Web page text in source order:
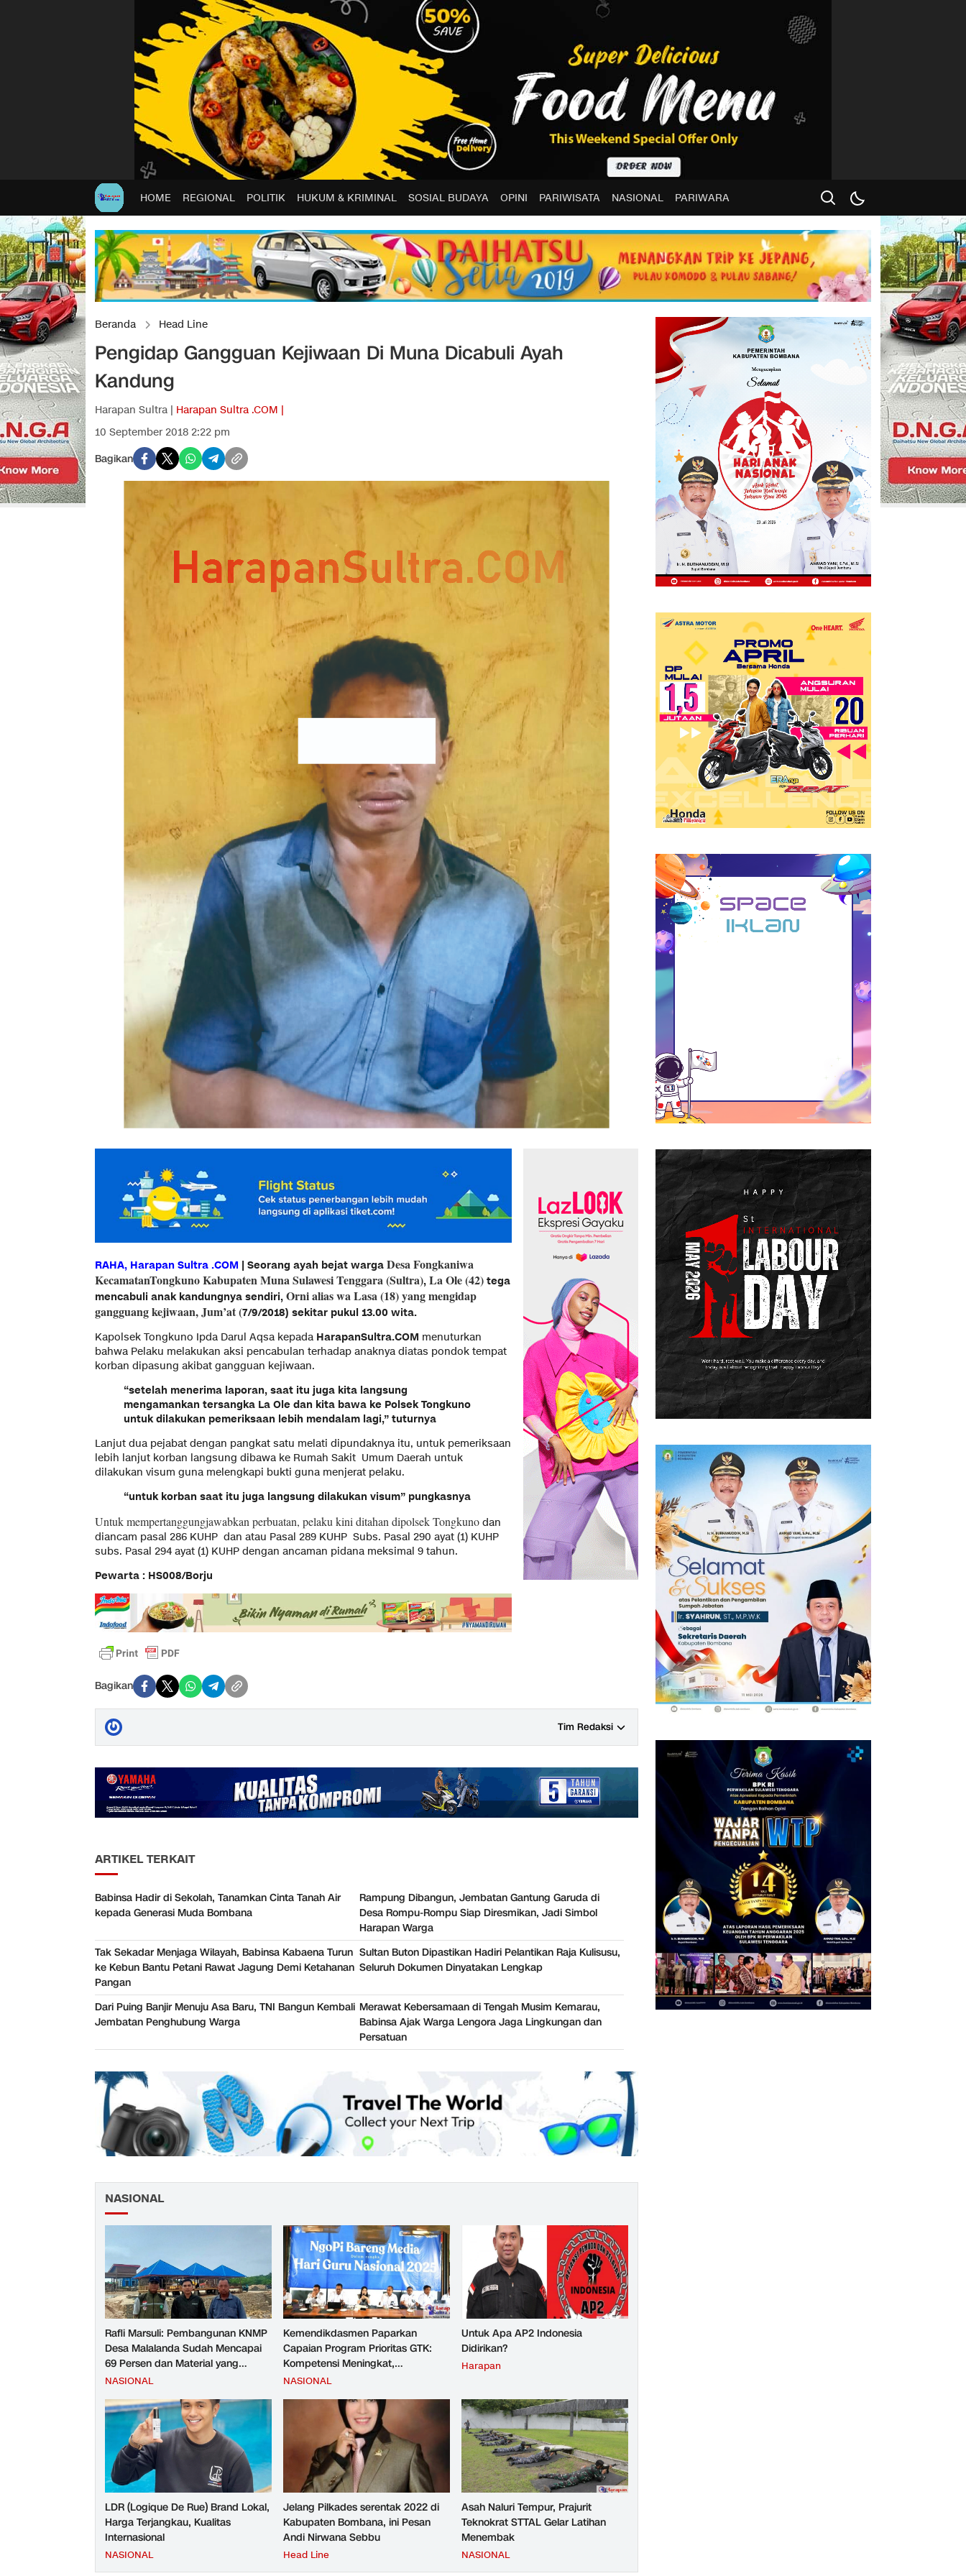
HOME REGIONAL POLITIK HUKUM & KRIMINAL SOSIAL BUDAYA OPINI PARIWISATA NASIONAL PARIWARA
Beranda Head Line
Pengidap Gangguan Kejiwaan Di Muna Dicabuli Ayah
Kandung
Harapan Sultra | Harapan Sultra .COM |
10 September 2018 2:22 pm
Bagikan
RAHA, Harapan Sultra .COM | Seorang ayah bejat warga Desa Fongkaniwa
KecamatanTongkuno Kabupaten Muna Sulawesi Tenggara (Sultra), La Ole (42) tega
mencabuli anak kandungnya sendiri, Orni alias wa Lasa (18) yang mengidap
gangguang kejiwaan, Jum’at (7/9/2018) sekitar pukul 13.00 wita.
Kapolsek Tongkuno Ipda Darul Aqsa kepada HarapanSultra.COM menuturkan
bahwa Pelaku melakukan aksi pencabulan terhadap anaknya diatas pondok tempat
korban dipasung akibat gangguan kejiwaan.
“setelah menerima laporan, saat itu juga kita langsung
mengamankan tersangka La Ole dan kita bawa ke Polsek Tongkuno
untuk dilakukan pemeriksaan lebih mendalam lagi,” tuturnya
Lanjut dua pejabat dengan pangkat satu melati dipundaknya itu, untuk pemeriksaan
lebih lanjut korban langsung dibawa ke Rumah Sakit Umum Daerah untuk
dilakukan visum guna melengkapi bukti guna menjerat pelaku.
“untuk korban saat itu juga langsung dilakukan visum” pungkasnya
Untuk mempertanggungjawabkan perbuatan, pelaku kini ditahan dipolsek Tongkuno dan
diancam pasal 286 KUHP dan atau Pasal 289 KUHP Subs. Pasal 290 ayat (1) KUHP
subs. Pasal 294 ayat (1) KUHP dengan ancaman pidana meksimal 9 tahun.
Pewarta : HS008/Borju
Bagikan
Tim Redaksi
ARTIKEL TERKAIT
Babinsa Hadir di Sekolah, Tanamkan Cinta Tanah Air
kepada Generasi Muda Bombana
Rampung Dibangun, Jembatan Gantung Garuda di
Desa Rompu-Rompu Siap Diresmikan, Jadi Simbol
Harapan Warga
Tak Sekadar Menjaga Wilayah, Babinsa Kabaena Turun
ke Kebun Bantu Petani Rawat Jagung Demi Ketahanan
Pangan
Sultan Buton Dipastikan Hadiri Pelantikan Raja Kulisusu,
Seluruh Dokumen Dinyatakan Lengkap
Dari Puing Banjir Menuju Asa Baru, TNI Bangun Kembali
Jembatan Penghubung Warga
Merawat Kebersamaan di Tengah Musim Kemarau,
Babinsa Ajak Warga Lengora Jaga Lingkungan dan
Persatuan
NASIONAL
Rafli Marsuli: Pembangunan KNMP
Desa Malalanda Sudah Mencapai
69 Persen dan Material yang
Digunakan Sudah Sesuai Hasil Uji
NASIONAL
Kemendikdasmen Paparkan
Capaian Program Prioritas GTK:
Kompetensi Meningkat,
Kesejahteraan Guru Kian Diperkuat
NASIONAL
Untuk Apa AP2 Indonesia
Didirikan?
Harapan
LDR (Logique De Rue) Brand Lokal,
Harga Terjangkau, Kualitas
Internasional
NASIONAL
Jelang Pilkades serentak 2022 di
Kabupaten Bombana, ini Pesan
Andi Nirwana Sebbu
Head Line
Asah Naluri Tempur, Prajurit
Teknokrat STTAL Gelar Latihan
Menembak
NASIONAL